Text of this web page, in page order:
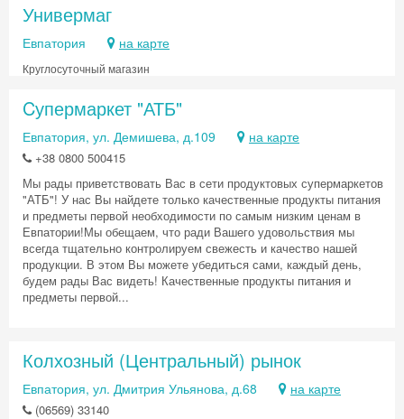
Универмаг
Евпатория на карте
Круглосуточный магазин
Cупермаркет "АТБ"
Евпатория, ул. Демишева, д.109 на карте
+38 0800 500415
Мы рады приветствовать Вас в сети продуктовых супермаркетов
"АТБ"! У нас Вы найдете только качественные продукты питания
и предметы первой необходимости по самым низким ценам в
Евпатории!Мы обещаем, что ради Вашего удовольствия мы
всегда тщательно контролируем свежесть и качество нашей
продукции. В этом Вы можете убедиться сами, каждый день,
будем рады Вас видеть! Качественные продукты питания и
предметы первой...
Колхозный (Центральный) рынок
Евпатория, ул. Дмитрия Ульянова, д.68 на карте
(06569) 33140
Хочешь дешевле? Оставь почту и получи
промокод на первое бронирование!
Получить промокод